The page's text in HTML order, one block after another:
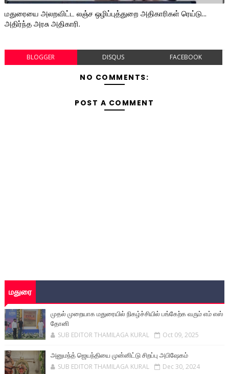
மதுரையை அலறவிட்ட லஞ்ச ஒழிப்புத்துறை அதிகாரிகள் ரெய்டு...
அதிர்ந்த அரசு அதிகாரி.
BLOGGER DISQUS FACEBOOK
NO COMMENTS:
POST A COMMENT
மதுரை
முதல் முறையாக மதுரையில் நிகழ்ச்சியில் பங்கேற்க வரும் எம் எஸ்
தோனி
SUB EDITOR THAMILAGA KURAL Oct 09, 2025
அனுமந்த் ஜெயந்தியை முன்னிட்டு சிறப்பு அபிஷேகம்
SUB EDITOR THAMILAGA KURAL Dec 30, 2024